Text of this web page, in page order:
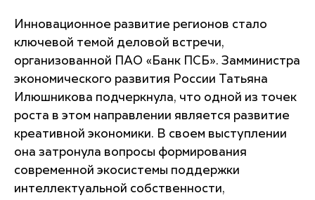
Инновационное развитие регионов стало
ключевой темой деловой встречи,
организованной ПАО «Банк ПСБ». Замминистра
экономического развития России Татьяна
Илюшникова подчеркнула, что одной из точек
роста в этом направлении является развитие
креативной экономики. В своем выступлении
она затронула вопросы формирования
современной экосистемы поддержки
интеллектуальной собственности,